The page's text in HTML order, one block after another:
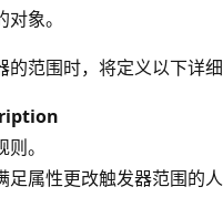
象。
范围时，将定义以下详细
。
足属性更改触发器范围的人